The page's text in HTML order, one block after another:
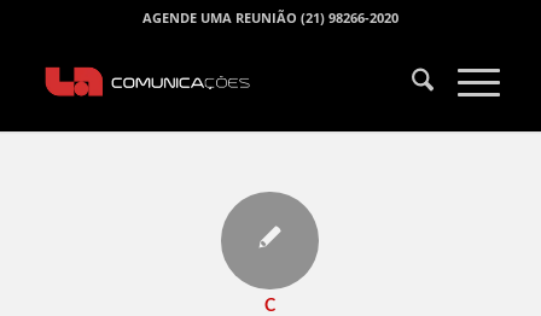
AGENDE UMA REUNIÃO (21) 98266-2020
C